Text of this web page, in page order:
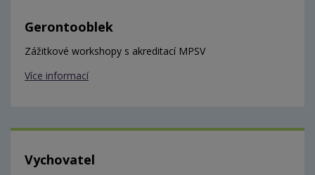
Gerontooblek
Zážitkové workshopy s akreditací MPSV
Více informací
Vychovatel